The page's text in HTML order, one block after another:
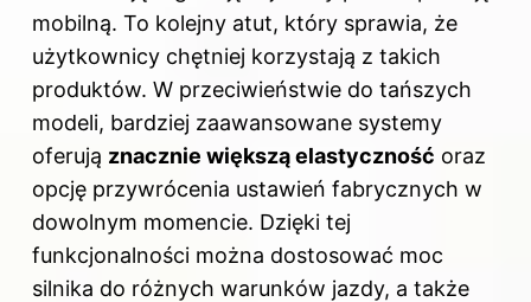
mobilną. To kolejny atut, który sprawia, że
użytkownicy chętniej korzystają z takich
produktów. W przeciwieństwie do tańszych
modeli, bardziej zaawansowane systemy
oferują znacznie większą elastyczność oraz
opcję przywrócenia ustawień fabrycznych w
dowolnym momencie. Dzięki tej
funkcjonalności można dostosować moc
silnika do różnych warunków jazdy, a także